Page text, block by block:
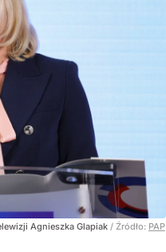
Agnieszka Glapiak / Źródło: PAP